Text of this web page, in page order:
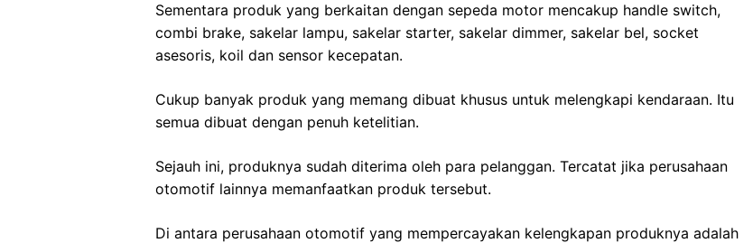
Sementara produk yang berkaitan dengan sepeda motor mencakup handle switch,
combi brake, sakelar lampu, sakelar starter, sakelar dimmer, sakelar bel, socket
asesoris, koil dan sensor kecepatan.
Cukup banyak produk yang memang dibuat khusus untuk melengkapi kendaraan. Itu
semua dibuat dengan penuh ketelitian.
Sejauh ini, produknya sudah diterima oleh para pelanggan. Tercatat jika perusahaan
otomotif lainnya memanfaatkan produk tersebut.
Di antara perusahaan otomotif yang mempercayakan kelengkapan produknya adalah